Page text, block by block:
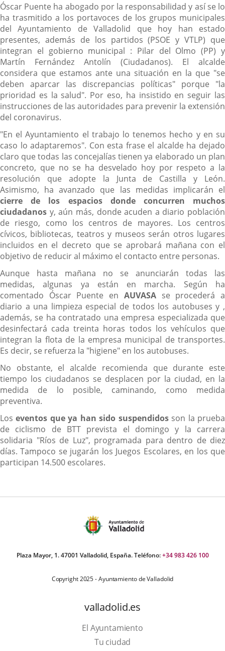
Óscar Puente ha abogado por la responsabilidad y así se lo
ha trasmitido a los portavoces de los grupos municipales
del Ayuntamiento de Valladolid que hoy han estado
presentes, además de los partidos (PSOE y VTLP) que
integran el gobierno municipal : Pilar del Olmo (PP) y
Martín Fernández Antolín (Ciudadanos). El alcalde
considera que estamos ante una situación en la que "se
deben aparcar las discrepancias políticas" porque "la
prioridad es la salud". Por eso, ha insistido en seguir las
instrucciones de las autoridades para prevenir la extensión
del coronavirus.
"En el Ayuntamiento el trabajo lo tenemos hecho y en su
caso lo adaptaremos". Con esta frase el alcalde ha dejado
claro que todas las concejalías tienen ya elaborado un plan
concreto, que no se ha desvelado hoy por respeto a la
resolución que adopte la Junta de Castilla y León.
Asimismo, ha avanzado que las medidas implicarán el
cierre de los espacios donde concurren muchos
ciudadanos y, aún más, donde acuden a diario población
de riesgo, como los centros de mayores. Los centros
cívicos, bibliotecas, teatros y museos serán otros lugares
incluidos en el decreto que se aprobará mañana con el
objetivo de reducir al máximo el contacto entre personas.
Aunque hasta mañana no se anunciarán todas las
medidas, algunas ya están en marcha. Según ha
comentado Óscar Puente en AUVASAse procederá a
diario a una limpieza especial de todos los autobuses y ,
además, se ha contratado una empresa especializada que
desinfectará cada treinta horas todos los vehículos que
integran la flota de la empresa municipal de transportes.
Es decir, se refuerza la "higiene" en los autobuses.
No obstante, el alcalde recomienda que durante este
tiempo los ciudadanos se desplacen por la ciudad, en la
medida de lo posible, caminando, como medida
preventiva.
Loseventos que ya han sido suspendidosson la prueba
de ciclismo de BTT prevista el domingo y la carrera
solidaria "Ríos de Luz", programada para dentro de diez
días. Tampoco se jugarán los Juegos Escolares, en los que
participan 14.500 escolares.
Plaza Mayor, 1. 47001 Valladolid, España. Teléfono:+34 983 426 100
Copyright 2025 - Ayuntamiento de Valladolid
valladolid.es
El Ayuntamiento
Tu ciudad